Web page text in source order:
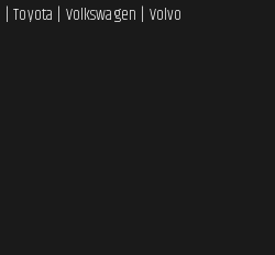
|Toyota | Volkswagen | Volvo